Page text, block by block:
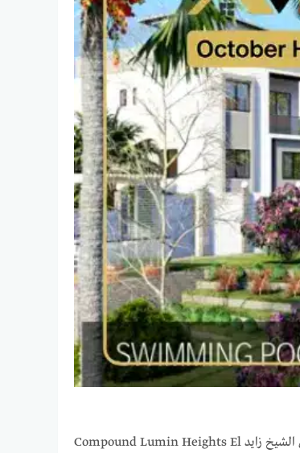
في قلب مدينة الشيخ زايد، حيث يتناغم العمران الحديث مع الطبيعة الخلابة، يطل علينا كمبوند لومين هايتس الشيخ زايد Compound Lumin Heights El